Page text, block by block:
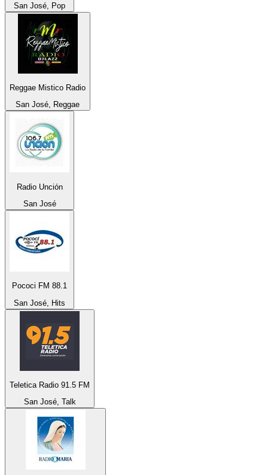
San José, Pop
Reggae Mistico Radio
San José, Reggae
Radio Unción
San José
Pococi FM 88.1
San José, Hits
Teletica Radio 91.5 FM
San José, Talk